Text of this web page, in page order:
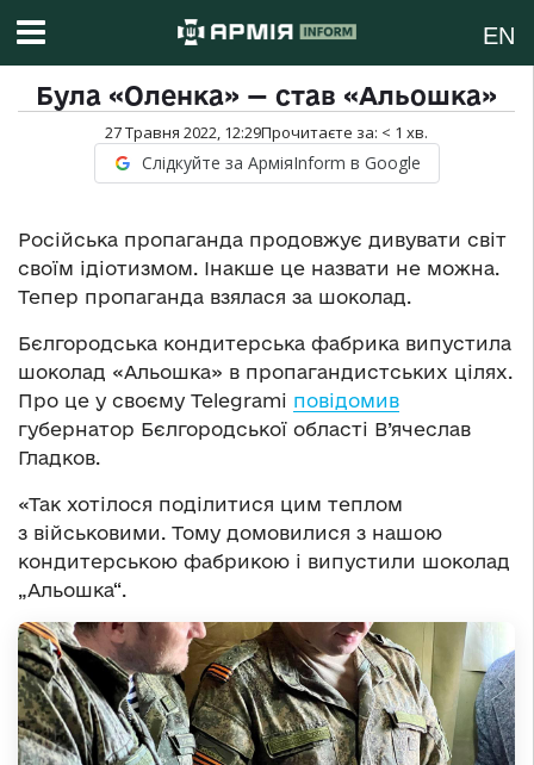
EN
Була «Оленка» — став «Альошка»
27 Травня 2022, 12:29Прочитаєте за: < 1 хв.
Слідкуйте за АрміяInform в Google
Російська пропаганда продовжує дивувати світ
своїм ідіотизмом. Інакше це назвати не можна.
Тепер пропаганда взялася за шоколад.
Бєлгородська кондитерська фабрика випустила
шоколад «Альошка» в пропагандистських цілях.
Про це у своєму Telegramі повідомив
губернатор Бєлгородської області В’ячеслав
Гладков.
«Так хотілося поділитися цим теплом
з військовими. Тому домовилися з нашою
кондитерською фабрикою і випустили шоколад
„Альошка“.